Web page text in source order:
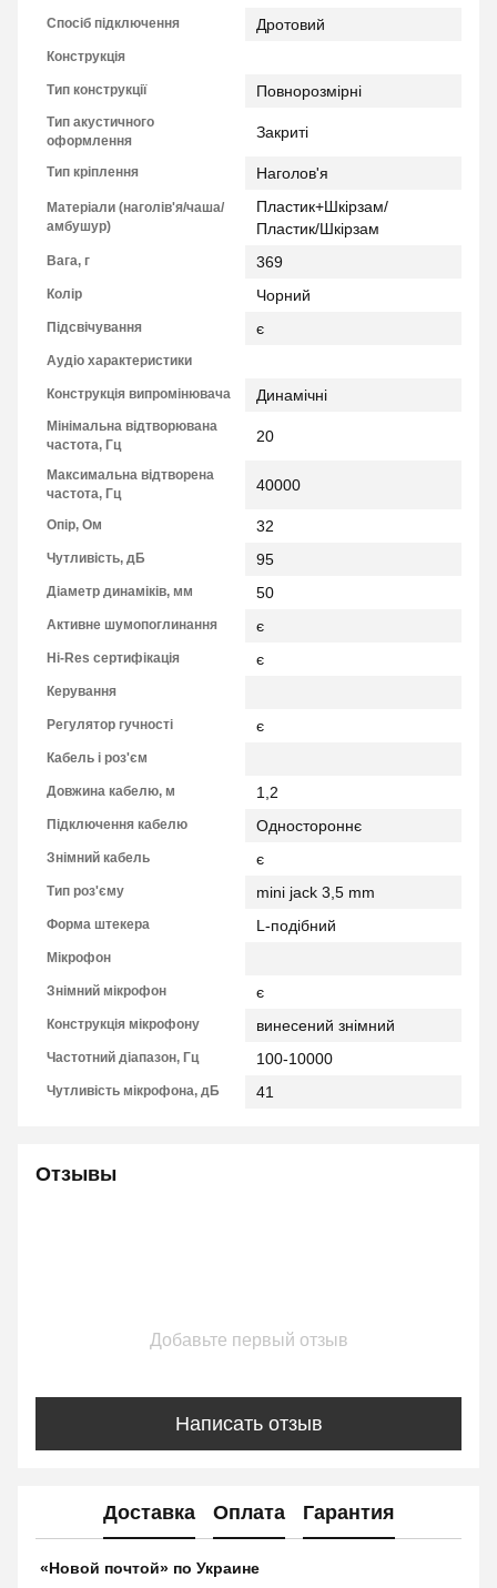
Спосіб підключення Дротовий
Конструкція
Тип конструкції Повнорозмірні
Тип акустичного
оформлення
Закриті
Тип кріплення Наголов'я
Матеріали (наголів'я/чаша/
амбушур)
Пластик+Шкірзам/
Пластик/Шкірзам
Вага, г 369
Колір Чорний
Підсвічування є
Аудіо характеристики
Конструкція випромінювача Динамічні
Мінімальна відтворювана
частота, Гц
20
Максимальна відтворена
частота, Гц
40000
Опір, Ом 32
Чутливість, дБ 95
Діаметр динаміків, мм 50
Активне шумопоглинання є
Hi-Res сертифікація є
Керування
Регулятор гучності є
Кабель і роз'єм
Довжина кабелю, м 1,2
Підключення кабелю Одностороннє
Знімний кабель є
Тип роз'єму mini jack 3,5 mm
Форма штекера L-подібний
Мікрофон
Знімний мікрофон є
Конструкція мікрофону винесений знімний
Частотний діапазон, Гц 100-10000
Чутливість мікрофона, дБ 41
Отзывы
Добавьте первый отзыв
Написать отзыв
Доставка Оплата Гарантия
«Новой почтой» по Украине